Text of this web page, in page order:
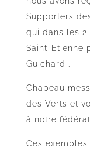
Supporters
qui dans les 2
Saint-Etienne
Guichard .
Chapeau
des Verts et
à notre
Ces